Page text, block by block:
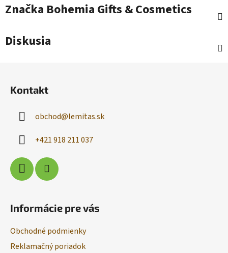
Značka Bohemia Gifts & Cosmetics
Diskusia
Kontakt
obchod@lemitas.sk
+421 918 211 037
Informácie pre vás
Obchodné podmienky
Reklamačný poriadok